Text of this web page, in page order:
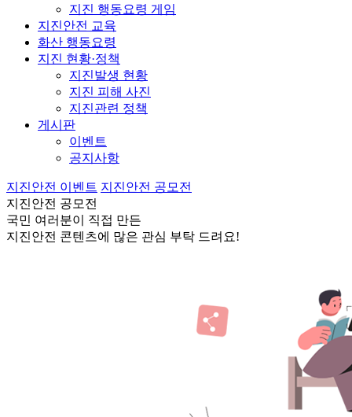
지진 행동요령 게임
지진안전 교육
화산 행동요령
지진 현황·정책
지진발생 현황
지진 피해 사진
지진관련 정책
게시판
이벤트
공지사항
지진안전 이벤트 지진안전 공모전
지진안전 공모전
국민 여러분이 직접 만든
지진안전 콘텐츠에 많은 관심 부탁 드려요!